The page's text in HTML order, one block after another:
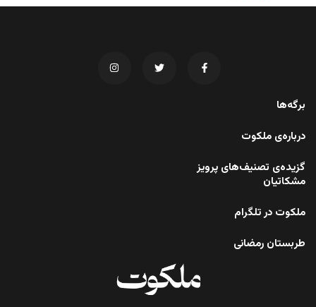
برگه‌ها
درباره‌ی ملکوت
گزیده‌ی تصنیف‌های پرویز
مشکاتیان
ملکوت در تلگرام
طربستان رمضانی